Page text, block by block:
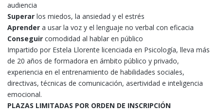
audiencia
Superar los miedos, la ansiedad y el estrés
Aprender a usar la voz y el lenguaje no verbal con eficacia
Conseguir comodidad al hablar en público
Impartido por Estela Llorente licenciada en Psicología, lleva más
de 20 años de formadora en ámbito público y privado,
experiencia en el entrenamiento de habilidades sociales,
directivas, técnicas de comunicación, asertividad e inteligencia
emocional.
PLAZAS LIMITADAS POR ORDEN DE INSCRIPCIÓN